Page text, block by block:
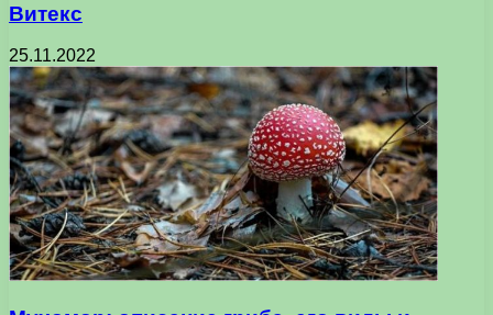
Витекс
25.11.2022